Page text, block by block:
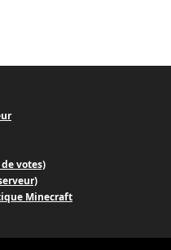
votes)
Minecraft